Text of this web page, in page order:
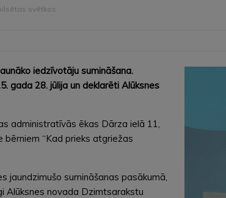
svētkos
iedzīvotāju sumināšana.
gada 28. jūlija un deklarēti Alūksnes
administratīvās ēkas Dārza ielā 11,
bērniem “Kad prieks atgriežas
jaundzimušo sumināšanas pasākumā,
Alūksnes novada Dzimtsarakstu